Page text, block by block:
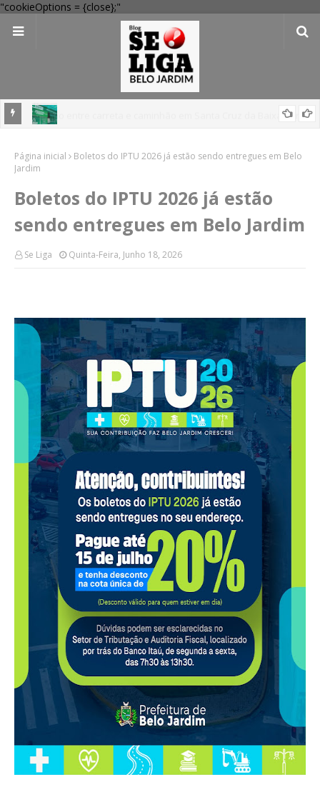
"cookieOptions = {close};"
compras
Página inicial
Boletos do IPTU 2026 já estão sendo entregues em Belo
Jardim
Boletos do IPTU 2026 já estão
sendo entregues em Belo Jardim
Se Liga Quinta-Feira, Junho 18, 2026